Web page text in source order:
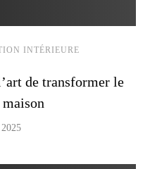
INTÉRIEURE
de transformer le